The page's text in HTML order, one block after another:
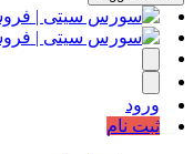
ورود
ثبت نام